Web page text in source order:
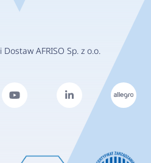
AFRISO Sp. z o.o.